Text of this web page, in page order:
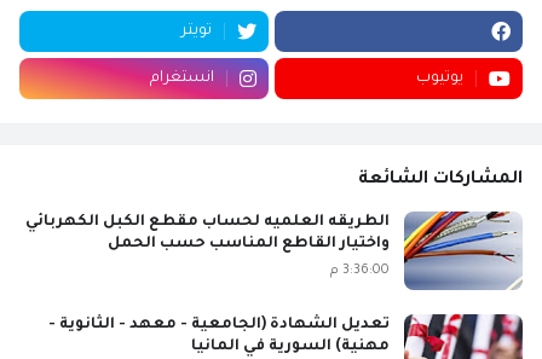
تويتر
يوتيوب انستغرام
المشاركات الشائعة
الطريقه العلميه لحساب مقطع الكبل الكهربائي
واختيار القاطع المناسب حسب الحمل
3:36:00 م
تعديل الشهادة (الجامعية - معهد - الثانوية -
مهنية) السورية في المانيا